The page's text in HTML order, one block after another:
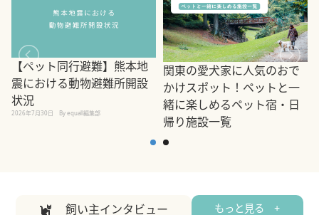
【ペット同行避難】熊本地
震における動物避難所開設
状況
2026年7月30日 By equall編集部
関東の愛犬家に人気のおで
かけスポット！ペットと一
緒に楽しめるペット宿・日
帰り施設一覧
飼い主インタビュー もっと見る +